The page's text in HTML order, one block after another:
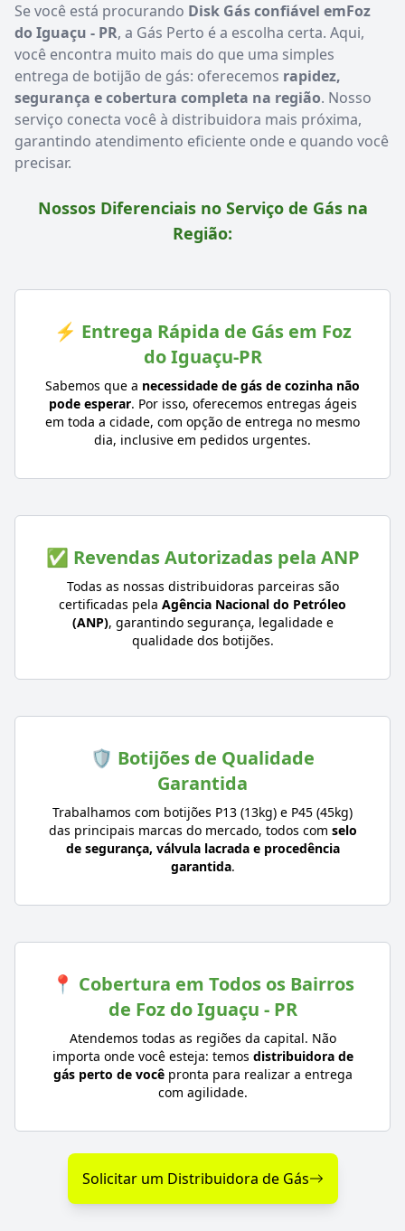
Se você está procurando Disk Gás confiável emFoz
do Iguaçu - PR, a Gás Perto é a escolha certa. Aqui,
você encontra muito mais do que uma simples
entrega de botijão de gás: oferecemos rapidez,
segurança e cobertura completa na região. Nosso
serviço conecta você à distribuidora mais próxima,
garantindo atendimento eficiente onde e quando você
precisar.
Nossos Diferenciais no Serviço de Gás na
Região:
⚡ Entrega Rápida de Gás em Foz
do Iguaçu-PR
Sabemos que a necessidade de gás de cozinha não
pode esperar. Por isso, oferecemos entregas ágeis
em toda a cidade, com opção de entrega no mesmo
dia, inclusive em pedidos urgentes.
✅ Revendas Autorizadas pela ANP
Todas as nossas distribuidoras parceiras são
certificadas pela Agência Nacional do Petróleo
(ANP), garantindo segurança, legalidade e
qualidade dos botijões.
🛡️ Botijões de Qualidade
Garantida
Trabalhamos com botijões P13 (13kg) e P45 (45kg)
das principais marcas do mercado, todos com selo
de segurança, válvula lacrada e procedência
garantida.
📍 Cobertura em Todos os Bairros
de Foz do Iguaçu - PR
Atendemos todas as regiões da capital. Não
importa onde você esteja: temos distribuidora de
gás perto de vocêpronta para realizar a entrega
com agilidade.
Solicitar um Distribuidora de Gás